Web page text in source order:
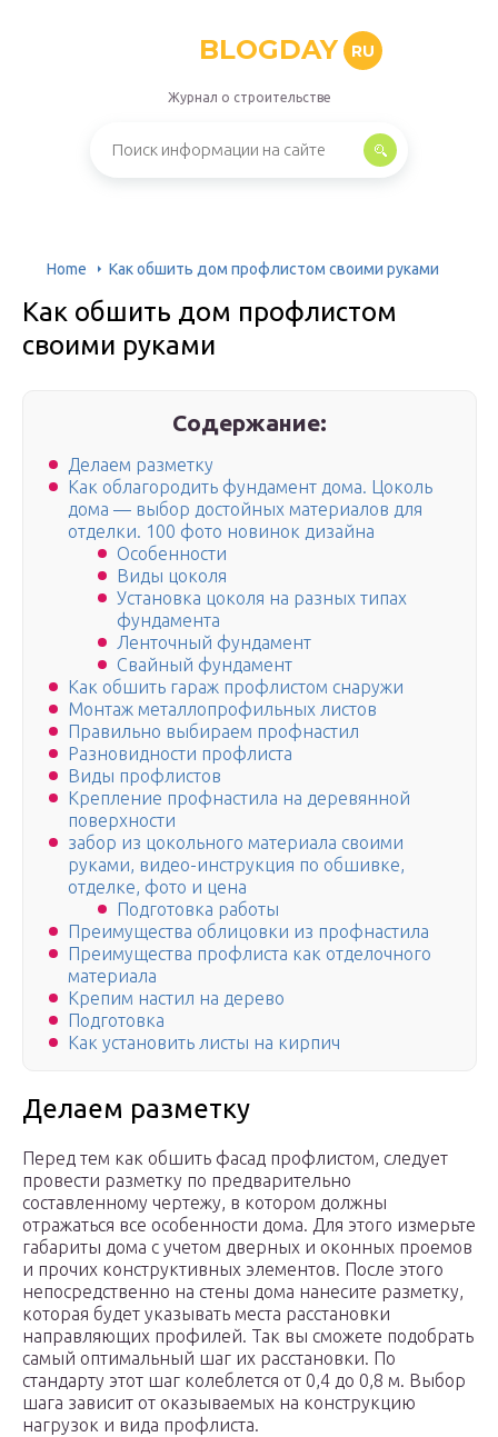
BLOGDAY RU
Журнал о строительстве
Home Как обшить дом профлистом своими руками
Как обшить дом профлистом
своими руками
Содержание:
Делаем разметку
Как облагородить фундамент дома. Цоколь
дома — выбор достойных материалов для
отделки. 100 фото новинок дизайна
Особенности
Виды цоколя
Установка цоколя на разных типах
фундамента
Ленточный фундамент
Свайный фундамент
Как обшить гараж профлистом снаружи
Монтаж металлопрофильных листов
Правильно выбираем профнастил
Разновидности профлиста
Виды профлистов
Крепление профнастила на деревянной
поверхности
забор из цокольного материала своими
руками, видео-инструкция по обшивке,
отделке, фото и цена
Подготовка работы
Преимущества облицовки из профнастила
Преимущества профлиста как отделочного
материала
Крепим настил на дерево
Подготовка
Как установить листы на кирпич
Делаем разметку
Перед тем как обшить фасад профлистом, следует
провести разметку по предварительно
составленному чертежу, в котором должны
отражаться все особенности дома. Для этого измерьте
габариты дома с учетом дверных и оконных проемов
и прочих конструктивных элементов. После этого
непосредственно на стены дома нанесите разметку,
которая будет указывать места расстановки
направляющих профилей. Так вы сможете подобрать
самый оптимальный шаг их расстановки. По
стандарту этот шаг колеблется от 0,4 до 0,8 м. Выбор
шага зависит от оказываемых на конструкцию
нагрузок и вида профлиста.